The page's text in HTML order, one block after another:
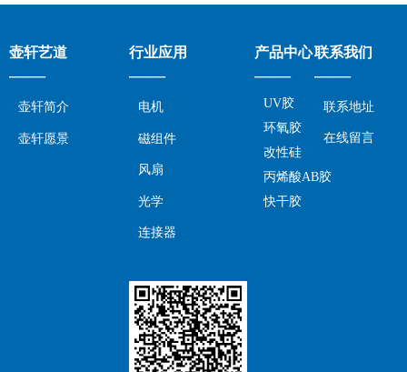
壶轩艺道
——
壶轩简介
壶轩愿景
行业应用
——
电机
磁组件
风扇
光学
连接器
产品中心
——
UV胶
环氧胶
改性硅
丙烯酸AB胶
快干胶
联系我们
——
联系地址
在线留言